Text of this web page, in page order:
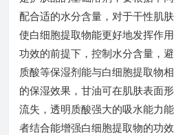
配合适的水分含量，对于干性肌
使白细胞提取物能更好地发挥作
功效的前提下，控制水分含量，
质酸等保湿剂能与白细胞提取物
的保湿效果，甘油可在肌肤表面
流失，透明质酸强大的吸水能力
者结合能增强白细胞提取物的功